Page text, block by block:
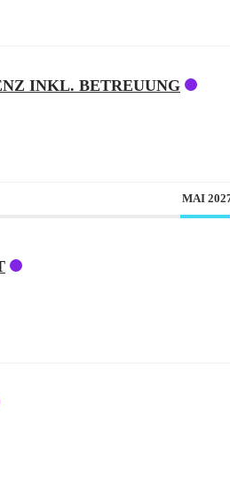
INKL. BETREUUNG
MAI